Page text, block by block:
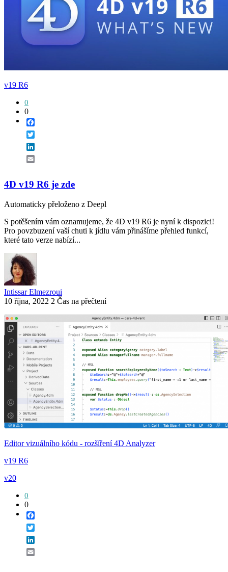
v19 R6
0
0
4D v19 R6 je zde
Automaticky přeloženo z Deepl
S potěšením vám oznamujeme, že 4D v19 R6 je nyní k dispozici!
Pro povzbuzení vaší chuti k jídlu vám přinášíme přehled funkcí,
které tato verze nabízí...
Intissar Elmezroui
10 října, 2022 2 Čas na přečtení
Editor vizuálního kódu - rozšíření 4D Analyzer
v19 R6
v20
0
0